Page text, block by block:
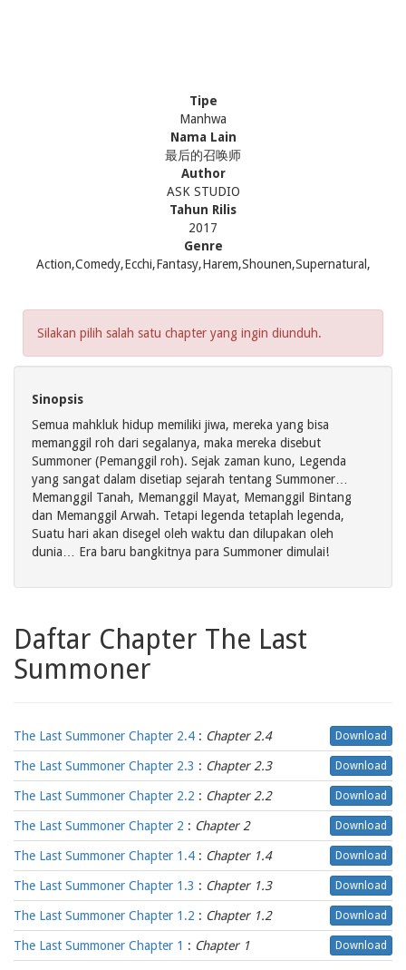
Tipe
Manhwa
Nama Lain
最后的召唤师
Author
ASK STUDIO
Tahun Rilis
2017
Genre
Action,Comedy,Ecchi,Fantasy,Harem,Shounen,Supernatural,
Silakan pilih salah satu chapter yang ingin diunduh.
Sinopsis
Semua mahkluk hidup memiliki jiwa, mereka yang bisa
memanggil roh dari segalanya, maka mereka disebut
Summoner (Pemanggil roh). Sejak zaman kuno, Legenda
yang sangat dalam disetiap sejarah tentang Summoner…
Memanggil Tanah, Memanggil Mayat, Memanggil Bintang
dan Memanggil Arwah. Tetapi legenda tetaplah legenda,
Suatu hari akan disegel oleh waktu dan dilupakan oleh
dunia… Era baru bangkitnya para Summoner dimulai!
Daftar Chapter The Last
Summoner
The Last Summoner Chapter 2.4 : Chapter 2.4 Download
The Last Summoner Chapter 2.3 : Chapter 2.3 Download
The Last Summoner Chapter 2.2 : Chapter 2.2 Download
The Last Summoner Chapter 2 : Chapter 2 Download
The Last Summoner Chapter 1.4 : Chapter 1.4 Download
The Last Summoner Chapter 1.3 : Chapter 1.3 Download
The Last Summoner Chapter 1.2 : Chapter 1.2 Download
The Last Summoner Chapter 1 : Chapter 1 Download